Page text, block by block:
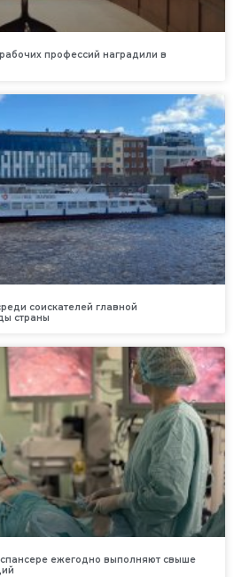
профессий наградили в
соискателей главной
страны
ежегодно выполняют свыше